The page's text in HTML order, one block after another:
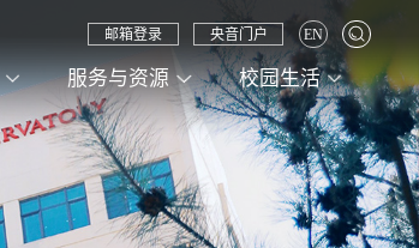
服务与资源 校园生活
邮箱登录 央音门户 EN